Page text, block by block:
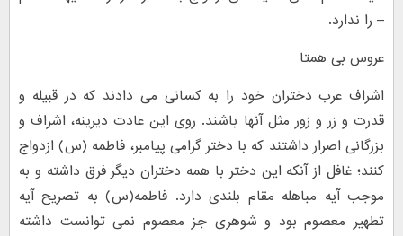
– را ندارد.
عروس بی همتا
اشراف عرب دختران خود را به کسانی می دادند که در قبیله و
قدرت و زر و زور مثل آنها باشند. روی این عادت دیرینه، اشراف و
بزرگانی اصرار داشتند که با دختر گرامی پیامبر، فاطمه (س) ازدواج
کنند؛ غافل از آنکه این دختر با همه دختران دیگر فرق داشته و به
موجب آیه مباهله مقام بلندی دارد. فاطمه(س) به تصریح آیه
تطهیر معصوم بود و شوهری جز معصوم نمی توانست داشته